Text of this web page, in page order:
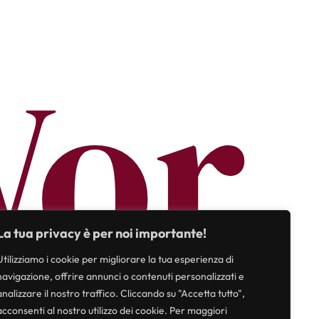
tua privacy è per noi importante!
i cookie per migliorare la tua esperienza di
offrire annunci o contenuti personalizzati e
il nostro traffico. Cliccando su "Accetta tutto",
al nostro utilizzo dei cookie. Per maggiori